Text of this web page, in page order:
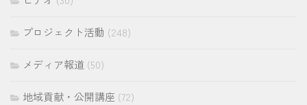
プロジェクト活動 (248)
メディア報道 (50)
地域貢献・公開講座 (72)